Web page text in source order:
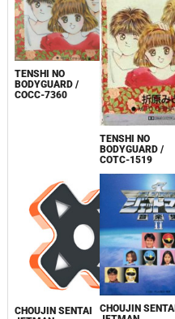
TENSHI NO
BODYGUARD /
COCC-7360
TENSHI NO
BODYGUARD /
COTC-1519
CHOUJIN SENTAI
CHOUJIN SENTAI